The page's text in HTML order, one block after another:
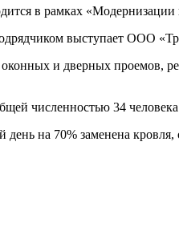
й
контроле
в рамках
выступает ООО
и дверных проемов,
численностью 34
на 70% заменена